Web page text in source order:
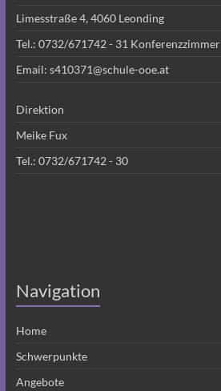
Limesstraße 4, 4060 Leonding
Tel.: 0732/671742 - 31 Konferenzzimmer
Email: s410371@schule-ooe.at
Direktion
Meike Fux
Tel.: 0732/671742 - 30
Navigation
Home
Schwerpunkte
Angebote